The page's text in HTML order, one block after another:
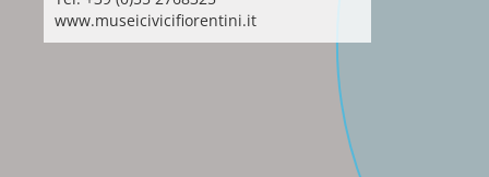
www.museicivicifiorentini.it